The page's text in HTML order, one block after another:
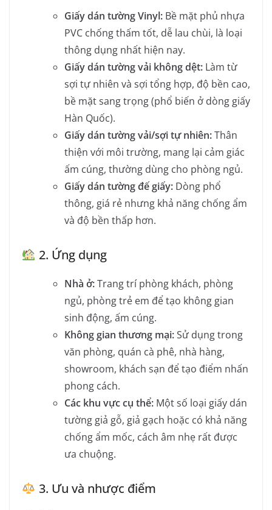
Giấy dán tường Vinyl: Bề mặt phủ nhựa
PVC chống thấm tốt, dễ lau chùi, là loại
thông dụng nhất hiện nay.
Giấy dán tường vải không dệt: Làm từ
sợi tự nhiên và sợi tổng hợp, độ bền cao,
bề mặt sang trọng (phổ biến ở dòng giấy
Hàn Quốc).
Giấy dán tường vải/sợi tự nhiên:Thân
thiện với môi trường, mang lại cảm giác
ấm cúng, thường dùng cho phòng ngủ.
Giấy dán tường đế giấy: Dòng phổ
thông, giá rẻ nhưng khả năng chống ẩm
và độ bền thấp hơn.
2. Ứng dụng
Nhà ở:Trang trí phòng khách, phòng
ngủ, phòng trẻ em để tạo không gian
sinh động, ấm cúng.
Không gian thương mại:Sử dụng trong
văn phòng, quán cà phê, nhà hàng,
showroom, khách sạn để tạo điểm nhấn
phong cách.
Các khu vực cụ thể: Một số loại giấy dán
tường giả gỗ, giả gạch hoặc có khả năng
chống ẩm mốc, cách âm nhẹ rất được
ưa chuộng.
3. Ưu và nhược điểm